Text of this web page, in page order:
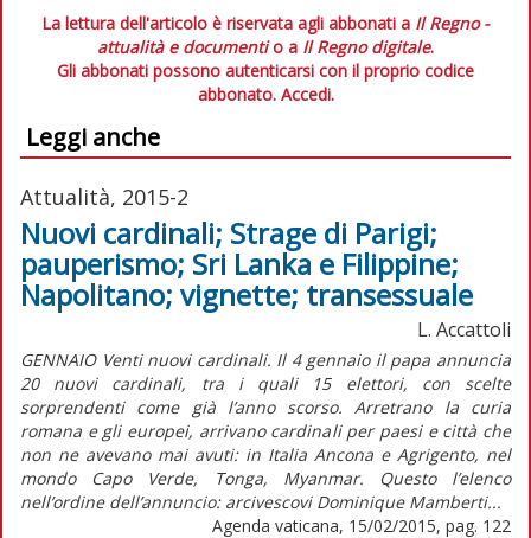
La lettura dell'articolo è riservata agli abbonati a Il Regno -
attualità e documentio a Il Regno digitale.
Gli abbonati possono autenticarsi con il proprio codice
abbonato. Accedi.
Leggi anche
Attualità, 2015-2
Nuovi cardinali; Strage di Parigi;
pauperismo; Sri Lanka e Filippine;
Napolitano; vignette; transessuale
L. Accattoli
GENNAIO Venti nuovi cardinali. Il 4 gennaio il papa annuncia
20 nuovi cardinali, tra i quali 15 elettori, con scelte
sorprendenti come già l’anno scorso. Arretrano la curia
romana e gli europei, arrivano cardinali per paesi e città che
non ne avevano mai avuti: in Italia Ancona e Agrigento, nel
mondo Capo Verde, Tonga, Myanmar. Questo l’elenco
nell’ordine dell’annuncio: arcivescovi Dominique Mamberti...
Agenda vaticana, 15/02/2015, pag. 122